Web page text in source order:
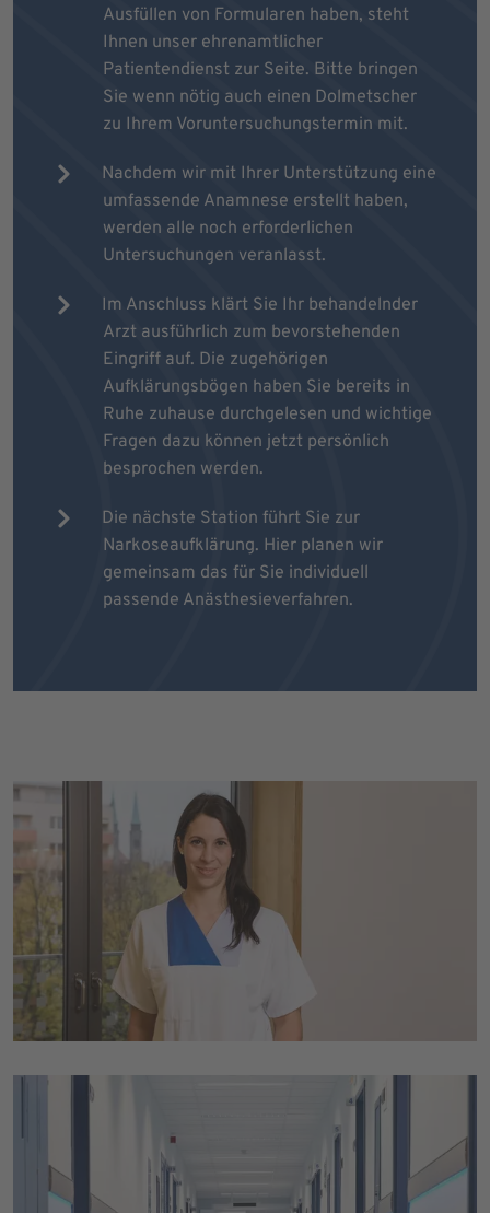
Ausfüllen von Formularen haben, steht
Ihnen unser ehrenamtlicher
Patientendienst zur Seite. Bitte bringen
Sie wenn nötig auch einen Dolmetscher
zu Ihrem Voruntersuchungstermin mit.
Nachdem wir mit Ihrer Unterstützung eine
umfassende Anamnese erstellt haben,
werden alle noch erforderlichen
Untersuchungen veranlasst.
Im Anschluss klärt Sie Ihr behandelnder
Arzt ausführlich zum bevorstehenden
Eingriff auf. Die zugehörigen
Aufklärungsbögen haben Sie bereits in
Ruhe zuhause durchgelesen und wichtige
Fragen dazu können jetzt persönlich
besprochen werden.
Die nächste Station führt Sie zur
Narkoseaufklärung. Hier planen wir
gemeinsam das für Sie individuell
passende Anästhesieverfahren.